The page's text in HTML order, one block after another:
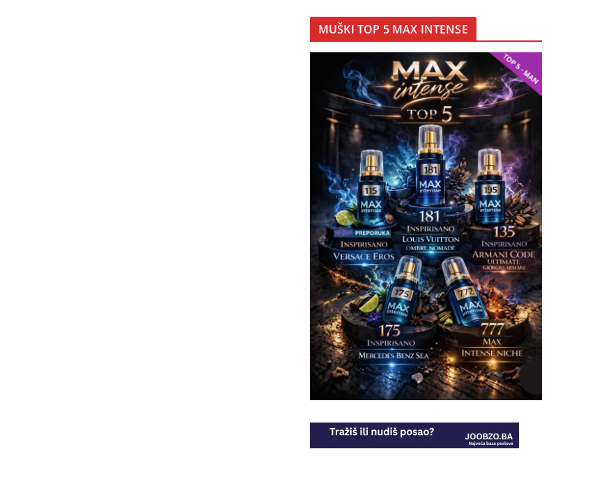
MUŠKI TOP 5 MAX INTENSE